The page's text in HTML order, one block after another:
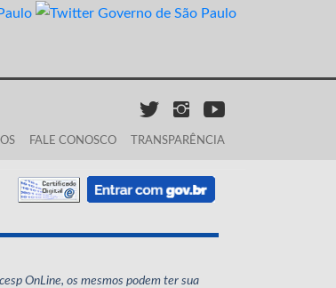
FALE CONOSCO TRANSPARÊNCIA
OnLine, os mesmos podem ter sua